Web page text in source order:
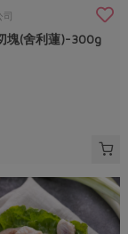
司
塊(舍利蓮)-300g